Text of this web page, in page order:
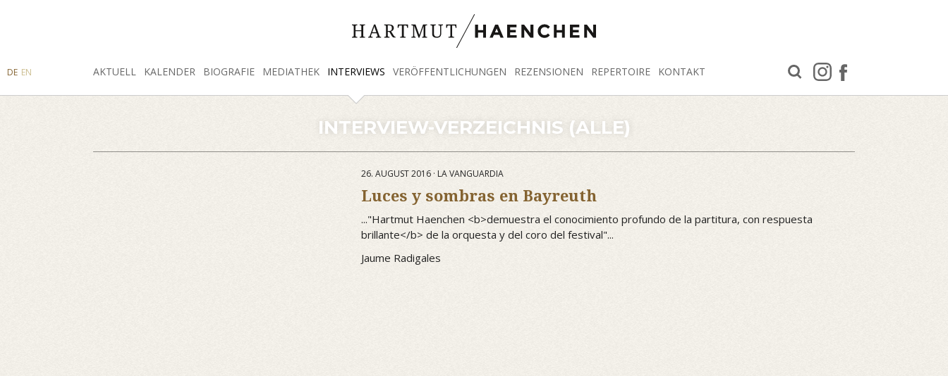
AKTUELL KALENDER BIOGRAFIE MEDIATHEK INTERVIEWS VERÖFFENTLICHUNGEN REZENSIONEN REPERTOIRE KONTAKT
FACEBOOK
INSTAGRAM
SUCHE
DE EN
INTERVIEW-VERZEICHNIS (ALLE)
26. AUGUST 2016 · LA VANGUARDIA
Luces y sombras en Bayreuth
..."Hartmut Haenchen <b>demuestra el conocimiento profundo de la partitura, con respuesta
brillante</b> de la orquesta y del coro del festival"...
Jaume Radigales